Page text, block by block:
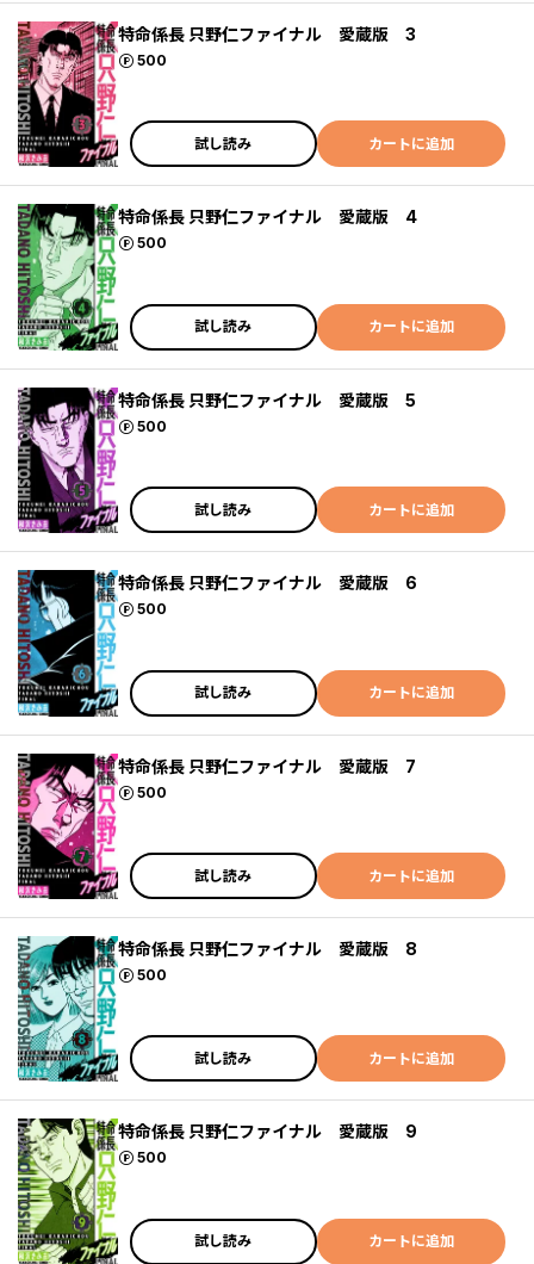
特命係長 只野仁ファイナル 愛蔵版 3
500
ポイント
試し読み カートに追加
特命係長 只野仁ファイナル 愛蔵版 4
500
ポイント
試し読み カートに追加
特命係長 只野仁ファイナル 愛蔵版 5
500
ポイント
試し読み カートに追加
特命係長 只野仁ファイナル 愛蔵版 6
500
ポイント
試し読み カートに追加
特命係長 只野仁ファイナル 愛蔵版 7
500
ポイント
試し読み カートに追加
特命係長 只野仁ファイナル 愛蔵版 8
500
ポイント
試し読み カートに追加
特命係長 只野仁ファイナル 愛蔵版 9
500
ポイント
試し読み カートに追加